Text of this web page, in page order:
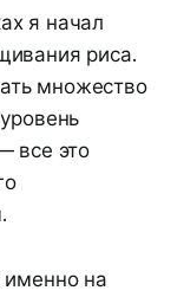
я начал
риса.
множество
все это
именно на